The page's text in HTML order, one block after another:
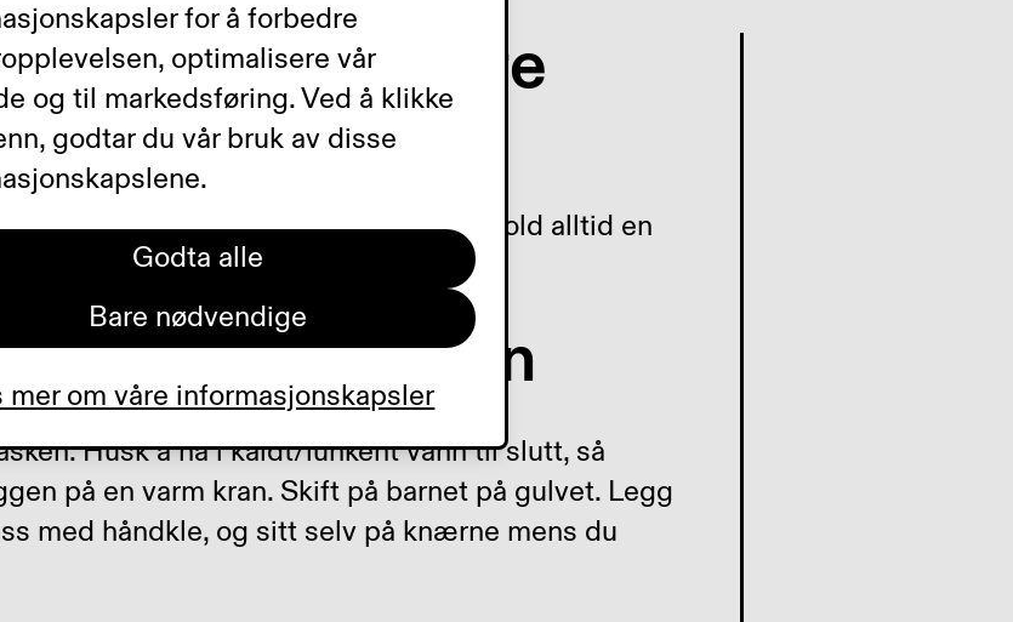
bleie på lite
sikker på at barnet blir helt rent. Hold alltid en
på stellebordet.
på lite barn
Husk å ha i kaldt/lunkent vann til slutt, så
på en varm kran. Skift på barnet på gulvet. Legg
med håndkle, og sitt selv på knærne mens du
for å forbedre
optimalisere vår
og til markedsføring. Ved å klikke
godtar du vår bruk av disse
Godta alle
Bare nødvendige
mer om våre informasjonskapsler